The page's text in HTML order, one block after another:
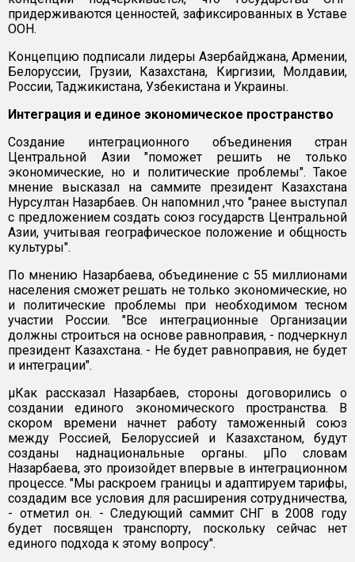
придерживаются ценностей, зафиксированных в Уставе
ООН.
Концепцию подписали лидеры Азербайджана, Армении,
Белоруссии, Грузии, Казахстана, Киргизии, Молдавии,
России, Таджикистана, Узбекистана и Украины.
Интеграция и единое экономическое пространство
Создание интеграционного объединения стран
Центральной Азии "поможет решить не только
экономические, но и политические проблемы". Такое
мнение высказал на саммите президент Казахстана
Нурсултан Назарбаев. Он напомнил ,что "ранее выступал
с предложением создать союз государств Центральной
Азии, учитывая географическое положение и общность
культуры".
По мнению Назарбаева, объединение с 55 миллионами
населения сможет решать не только экономические, но
и политические проблемы при необходимом тесном
участии России. "Все интеграционные Организации
должны строиться на основе равноправия, - подчеркнул
президент Казахстана. - Не будет равноправия, не будет
и интеграции".
µКак рассказал Назарбаев, стороны договорились о
создании единого экономического пространства. В
скором времени начнет работу таможенный союз
между Россией, Белоруссией и Казахстаном, будут
созданы наднациональные органы. µПо словам
Назарбаева, это произойдет впервые в интеграционном
процессе. "Мы раскроем границы и адаптируем тарифы,
создадим все условия для расширения сотрудничества,
- отметил он. - Следующий саммит СНГ в 2008 году
будет посвящен транспорту, поскольку сейчас нет
единого подхода к этому вопросу".